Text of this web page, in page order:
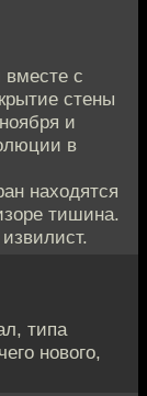
с
стены
и
в
находятся
тишина.
типа
нового,